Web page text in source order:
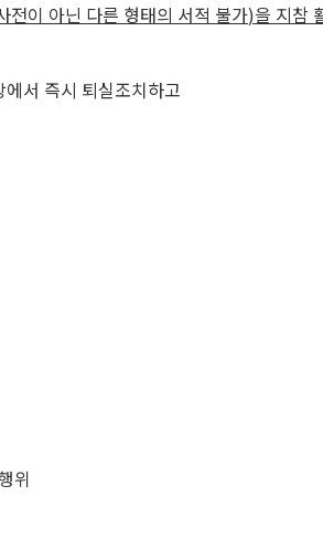
전이 아닌 다른 형태의 서적 불가)을 지참
서 즉시 퇴실조치하고
위